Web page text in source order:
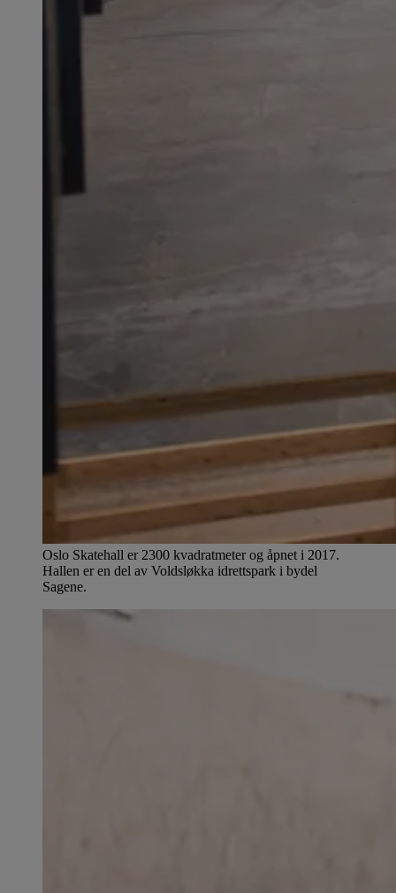
Oslo Skatehall er 2300 kvadratmeter og åpnet i 2017.
Hallen er en del av Voldsløkka idrettspark i bydel
Sagene.